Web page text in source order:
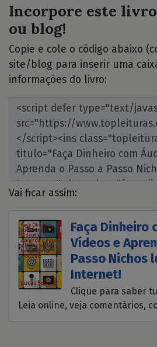
Incorpore este
ou blog!
Copie e cole o código abaixo
site/blog para inserir uma
informações do livro:
Vai ficar assim:
Faça Dinheiro
Vídeos e
Passo Nichos
Internet!
Clique para saber
Leia online, veja comentários,